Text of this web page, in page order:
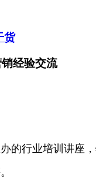
货
经验交流
的行业培训讲座